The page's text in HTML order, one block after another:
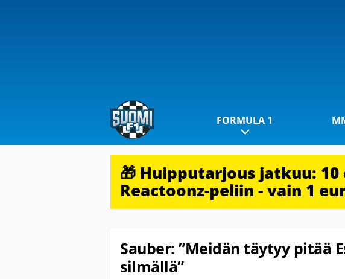
FORMULA 1
🎁 Huipputarjous jatkuu:
Reactoonz-peliin - vain 1
Sauber: ”Meidän täytyy pitää
silmällä”